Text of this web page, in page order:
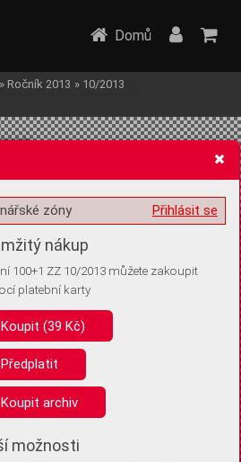
volitelných informací
nepotřebujeme ukládat žádné informace
vás ale požádali o souhlas s
se jedná o stejné zařízení, a
Domů
» Ročník 2013 » 10/2013
Přihlásit se
zóny
nákup
100+1 ZZ 10/2013 můžete zakoupit
platební karty
Koupit (39 Kč)
Předplatit
Koupit archiv
možnosti